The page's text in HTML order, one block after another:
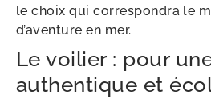
le choix qui correspondra le
d’aventure en mer.
Le voilier : pour
authentique et